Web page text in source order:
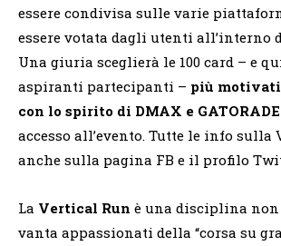
essere condivisa sulle varie
essere votata dagli utenti all’interno
Una giuria sceglierà le 100 card – e
aspiranti partecipanti – più
con lo spirito di DMAX e GATORADE
accesso all’evento. Tutte le info sulla
anche sulla pagina FB e il profilo
La Vertical Run è una disciplina
vanta appassionati della “corsa su